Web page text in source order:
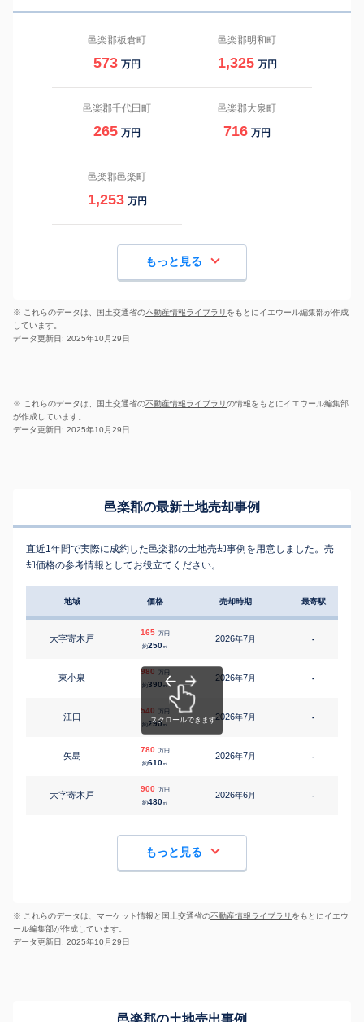
邑楽郡板倉町
573 万円
邑楽郡明和町
1,325 万円
邑楽郡千代田町
265 万円
邑楽郡大泉町
716 万円
邑楽郡邑楽町
1,253 万円
もっと見る
※ これらのデータは、国土交通省の不動産情報ライブラリ をもとにイエウール編集部が作成
しています。
データ更新日: 2025年10月29日
※ これらのデータは、国土交通省の不動産情報ライブラリの情報をもとにイエウール編集部
が作成しています。
データ更新日: 2025年10月29日
邑楽郡の最新土地売却事例
直近1年間で実際に成約した邑楽郡の土地売却事例を用意しました。売
却価格の参考情報としてお役立てください。
地域 価格 売却時期 最寄駅
大字寄木戸
165 万円
約250㎡
2026年7月 -
東小泉
980 万円
約390 ㎡
2026年7月 -
江口
540 万円
約290㎡
2026年7月 -
矢島
780 万円
約610㎡
2026年7月 -
大字寄木戸
900 万円
約480㎡
2026年6月 -
もっと見る
※ これらのデータは、マーケット情報と国土交通省の不動産情報ライブラリ をもとにイエウ
ール編集部が作成しています。
データ更新日: 2025年10月29日
邑楽郡の土地売出事例